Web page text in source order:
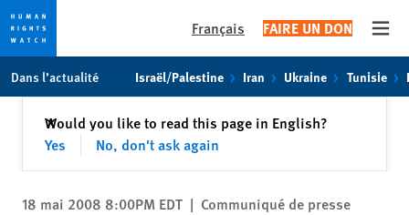
toto
content
Français FAIRE UN DON
Dans l’actualité Israël/Palestine Iran Ukraine Tunisie
Would you like to read this page in English?
Yes
No, don't ask again
✕Fermer
18 mai 2008 8:00PM EDT | Communiqué de presse